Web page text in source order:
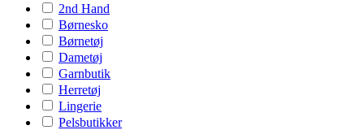
2nd Hand
Børnesko
Børnetøj
Dametøj
Garnbutik
Herretøj
Lingerie
Pelsbutikker